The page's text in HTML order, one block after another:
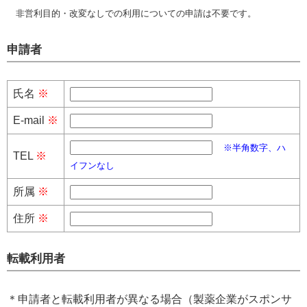
非営利目的・改変なしでの利用についての申請は不要です。
申請者
氏名 ※
E-mail ※
TEL ※
※半角数字、ハ
イフンなし
所属 ※
住所 ※
転載利用者
＊申請者と転載利用者が異なる場合（製薬企業がスポンサ